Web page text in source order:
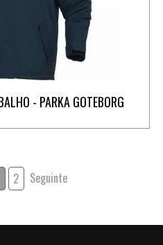
- PARKA GOTEBORG
2 Seguinte